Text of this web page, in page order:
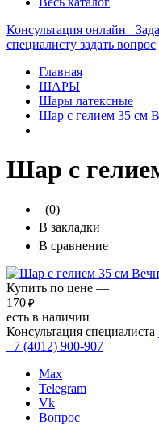
Консультация онлайн
специалисту задать вопрос
Главная
ШАРЫ
Шары латексные
Шар с гелием 35 см
Шар с
(0)
В закладки
В сравнение
Купить по цене —
170 ₽
есть в наличии
Консультация специалиста
+7 (4012) 900-907
Max
Telegram
Vk
Вопрос